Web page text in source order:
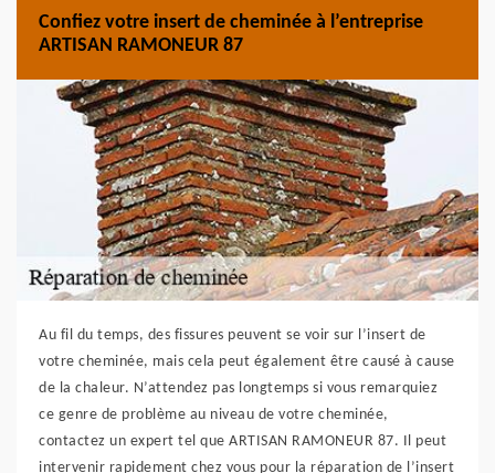
Confiez votre insert de cheminée à l’entreprise
ARTISAN RAMONEUR 87
Au fil du temps, des fissures peuvent se voir sur l’insert de
votre cheminée, mais cela peut également être causé à cause
de la chaleur. N’attendez pas longtemps si vous remarquiez
ce genre de problème au niveau de votre cheminée,
contactez un expert tel que ARTISAN RAMONEUR 87. Il peut
intervenir rapidement chez vous pour la réparation de l’insert